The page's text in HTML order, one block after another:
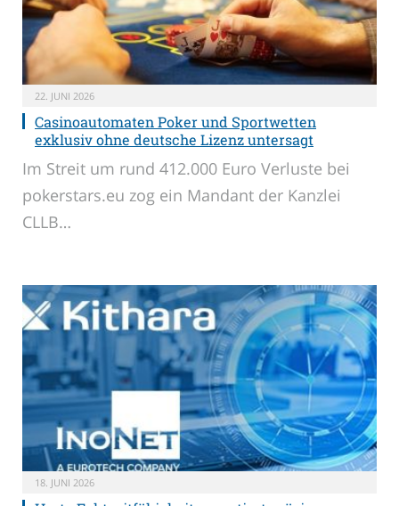
22. JUNI 2026
Casinoautomaten Poker und Sportwetten
exklusiv ohne deutsche Lizenz untersagt
Im Streit um rund 412.000 Euro Verluste bei
pokerstars.eu zog ein Mandant der Kanzlei
CLLB…
18. JUNI 2026